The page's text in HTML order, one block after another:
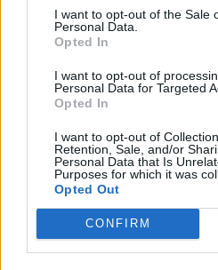
I want to opt-out of the Sale
Personal Data.
Opted In
I want to opt-out of
Personal Data for Targeted
Opted In
I want to opt-out of
Retention, Sale, and/or
Personal Data that Is
Purposes for which it was
Opted Out
CONFIRM
Εμπνευσμένη από τα Ασιατικά
μια ιδιαίτερη, προσαρμόσιμη υφή,
συνέχεια. Αλλά δεν σταματά εδώ:
γοητεύει μόνο τις αισθήσεις, αλλά
ενυδάτωση. Μετά το ξύπνημα, η
και ξεκούραστη.